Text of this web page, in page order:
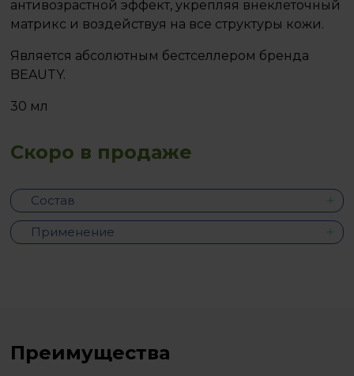
антивозрастной эффект, укрепляя внеклеточный
матрикс и воздействуя на все структуры кожи.
Является абсолютным бестселлером бренда
BEAUTY.
30 мл
Скоро в продаже
Состав
Применение
Преимущества